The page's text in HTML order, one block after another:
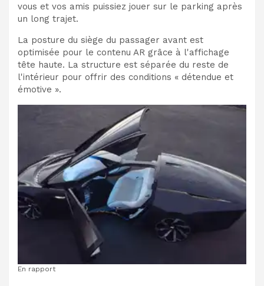
vous et vos amis puissiez jouer sur le parking après
un long trajet.
La posture du siège du passager avant est
optimisée pour le contenu AR grâce à l'affichage
tête haute. La structure est séparée du reste de
l'intérieur pour offrir des conditions « détendue et
émotive ».
En rapport